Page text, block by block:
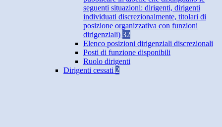
seguenti situazioni: dirigenti, dirigenti
individuati discrezionalmente, titolari di
posizione organizzativa con funzioni
dirigenziali) 32
Elenco posizioni dirigenziali discrezionali
Posti di funzione disponibili
Ruolo dirigenti
Dirigenti cessati 2